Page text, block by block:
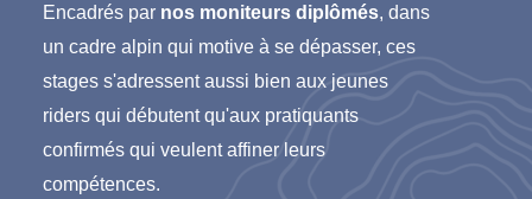
Encadrés par nos moniteurs diplômés, dans
un cadre alpin qui motive à se dépasser, ces
stages s'adressent aussi bien aux jeunes
riders qui débutent qu'aux pratiquants
confirmés qui veulent affiner leurs
compétences.